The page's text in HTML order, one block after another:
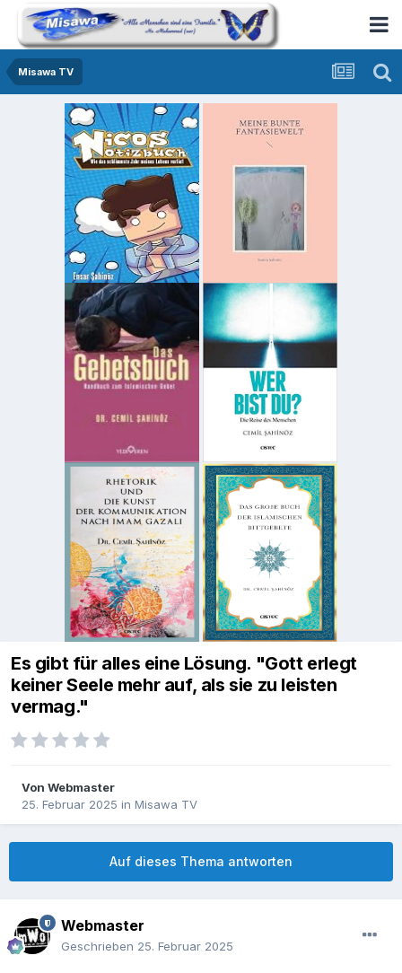
Misawa TV
Es gibt für alles eine Lösung. "Gott erlegt
keiner Seele mehr auf, als sie zu leisten
vermag."
Von Webmaster
25. Februar 2025 in Misawa TV
Auf dieses Thema antworten
Webmaster
Geschrieben 25. Februar 2025